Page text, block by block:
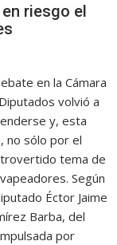
riesgo el
en la Cámara
volvió a
y, esta
no sólo por el
tema de
Según
Éctor Jaime
Barba, del
por